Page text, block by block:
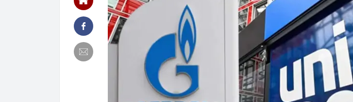
5 LOẠI rau quen thuộc có khả năng tích tụ kim loại nặng, người
nên cẩn thận nguồn gốc trước khi sử dụng
CHÍNH THỨC: Lịch đi học trở lại của học sinh 34 tỉnh, thành
nghỉ hè
22:25
Vì sao đồ ăn Việt hầu như món nào cũng có hành lá?
22:07
Không cần tặng quà, 5 câu nói này đủ sức khiến mối quan hệ phụ
huynh - giáo viên gắn bó khăng khít, con trẻ được hưởng lợi!
22:03
Ukraine tập kích Crimea, phá hủy hệ thống phòng không 15
của Nga
22:02
Nam NSND, Giám đốc Nhà hát Chèo Quân đội mua ô tô tặng